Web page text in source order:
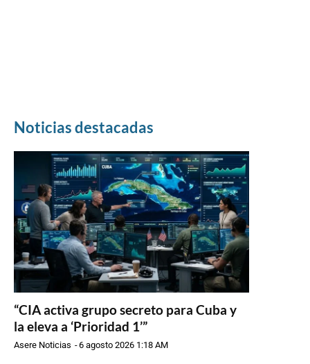
Noticias destacadas
“CIA activa grupo secreto para Cuba y
la eleva a ‘Prioridad 1’”
Asere Noticias -6 agosto 2026 1:18 AM